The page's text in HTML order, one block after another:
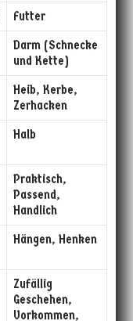
Futter
Darm (Schnecke
und Kette)
Heib, Kerbe,
Zerhacken
Halb
Praktisch,
Passend,
Handlich
Hängen, Henken
Zufällig
Geschehen,
Vorkommen,